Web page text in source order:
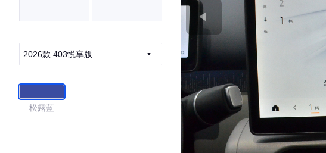
2026款 403悦享版
松露蓝